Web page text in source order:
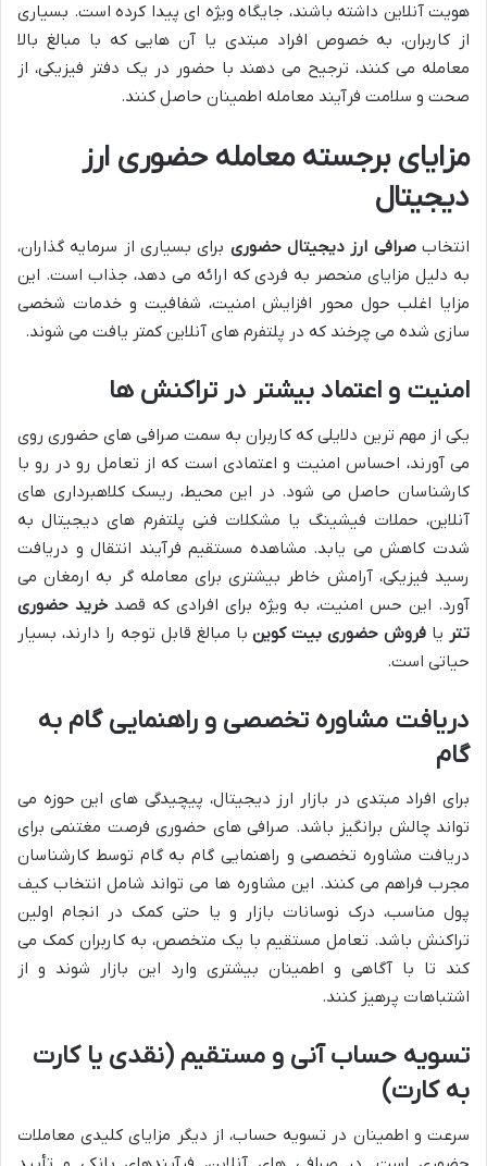
هویت آنلاین داشته باشند، جایگاه ویژه ای پیدا کرده است. بسیاری
از کاربران، به خصوص افراد مبتدی یا آن هایی که با مبالغ بالا
معامله می کنند، ترجیح می دهند با حضور در یک دفتر فیزیکی، از
صحت و سلامت فرآیند معامله اطمینان حاصل کنند.
مزایای برجسته معامله حضوری ارز
دیجیتال
انتخابصرافی ارز دیجیتال حضوری برای بسیاری از سرمایه گذاران،
به دلیل مزایای منحصر به فردی که ارائه می دهد، جذاب است. این
مزایا اغلب حول محور افزایش امنیت، شفافیت و خدمات شخصی
سازی شده می چرخند که در پلتفرم های آنلاین کمتر یافت می شوند.
امنیت و اعتماد بیشتر در تراکنش ها
یکی از مهم ترین دلایلی که کاربران به سمت صرافی های حضوری روی
می آورند، احساس امنیت و اعتمادی است که از تعامل رو در رو با
کارشناسان حاصل می شود. در این محیط، ریسک کلاهبرداری های
آنلاین، حملات فیشینگ یا مشکلات فنی پلتفرم های دیجیتال به
شدت کاهش می یابد. مشاهده مستقیم فرآیند انتقال و دریافت
رسید فیزیکی، آرامش خاطر بیشتری برای معامله گر به ارمغان می
آورد. این حس امنیت، به ویژه برای افرادی که قصد خرید حضوری
تتر یا فروش حضوری بیت کوینبا مبالغ قابل توجه را دارند، بسیار
حیاتی است.
دریافت مشاوره تخصصی و راهنمایی گام به
گام
برای افراد مبتدی در بازار ارز دیجیتال، پیچیدگی های این حوزه می
تواند چالش برانگیز باشد. صرافی های حضوری فرصت مغتنمی برای
دریافت مشاوره تخصصی و راهنمایی گام به گام توسط کارشناسان
مجرب فراهم می کنند. این مشاوره ها می تواند شامل انتخاب کیف
پول مناسب، درک نوسانات بازار و یا حتی کمک در انجام اولین
تراکنش باشد. تعامل مستقیم با یک متخصص، به کاربران کمک می
کند تا با آگاهی و اطمینان بیشتری وارد این بازار شوند و از
اشتباهات پرهیز کنند.
تسویه حساب آنی و مستقیم (نقدی یا کارت
به کارت)
سرعت و اطمینان در تسویه حساب، از دیگر مزایای کلیدی معاملات